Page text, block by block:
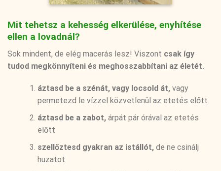
Mit tehetsz a kehesség elkerülése, enyhítése
ellen a lovadnál?
Sok mindent, de elég macerás lesz! Viszont csak így
tudod megkönnyíteni és meghosszabbítani az életét.
áztasd be a szénát, vagy locsold át,vagy
permetezd le vízzel közvetlenül az etetés előtt
áztasd be a zabot,árpát pár órával az etetés
előtt
szellőztesd gyakran az istállót,de ne csinálj
huzatot